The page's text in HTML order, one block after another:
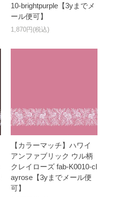
10-brightpurple【3yまでメ
ール便可】
1,870円(税込)
【カラーマッチ】ハワイ
アンファブリック ウル柄
クレイローズ fab-K0010-cl
ayrose【3yまでメール便
可】